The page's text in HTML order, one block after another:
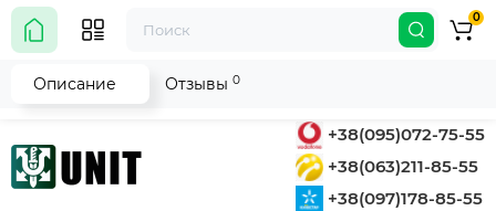
+38(095)072-75-55
+38(063)211-85-55
+38(097)178-85-55
0
Описание Отзывы 0